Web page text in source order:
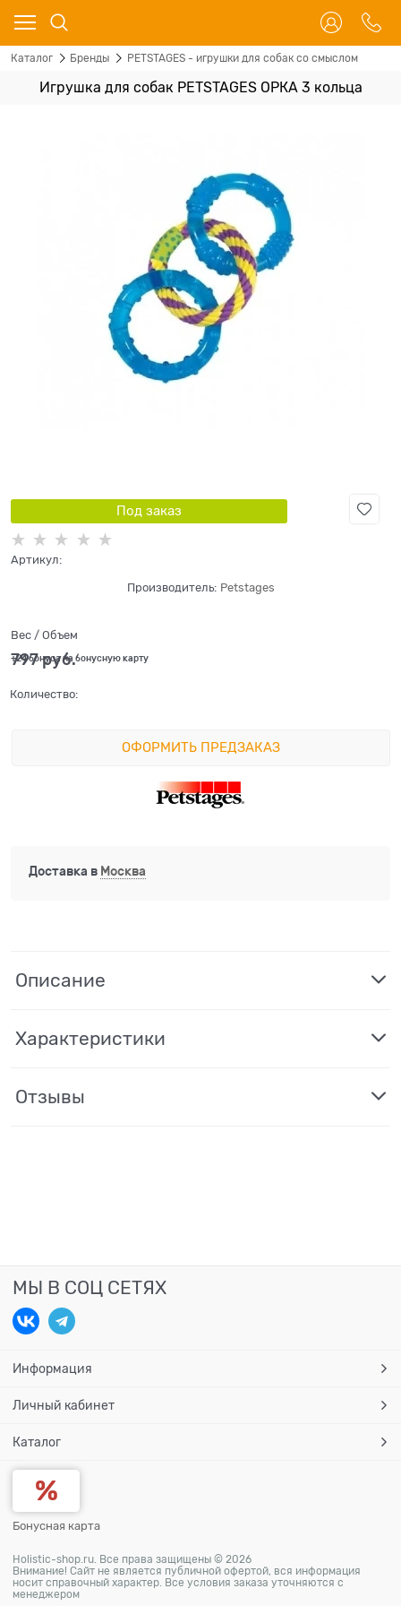
Каталог Бренды PETSTAGES - игрушки для собак со смыслом
Игрушка для собак PETSTAGES ОРКА 3 кольца
Под заказ
Артикул:
Производитель: Petstages
Вес / Объем
797 руб.
+24 бонуса на бонусную карту
Количество:
ОФОРМИТЬ ПРЕДЗАКАЗ
Доставка в Москва
Описание
Характеристики
Отзывы
МЫ В СОЦ СЕТЯХ
Информация
Личный кабинет
Каталог
Бонусная карта
Holistic-shop.ru. Все права защищены © 2026
Внимание! Сайт не является публичной офертой, вся информация
носит справочный характер. Все условия заказа уточняются с
менеджером